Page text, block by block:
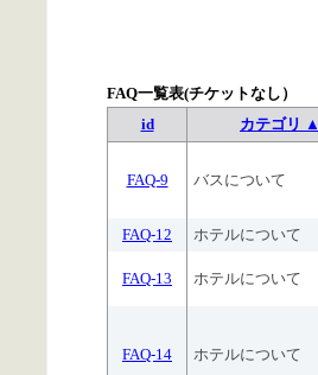
FAQ一覧表(チケットなし）
id
カテゴリ ▲
FAQ-9 バスについて
FAQ-12 ホテルについて
FAQ-13 ホテルについて
FAQ-14 ホテルについて